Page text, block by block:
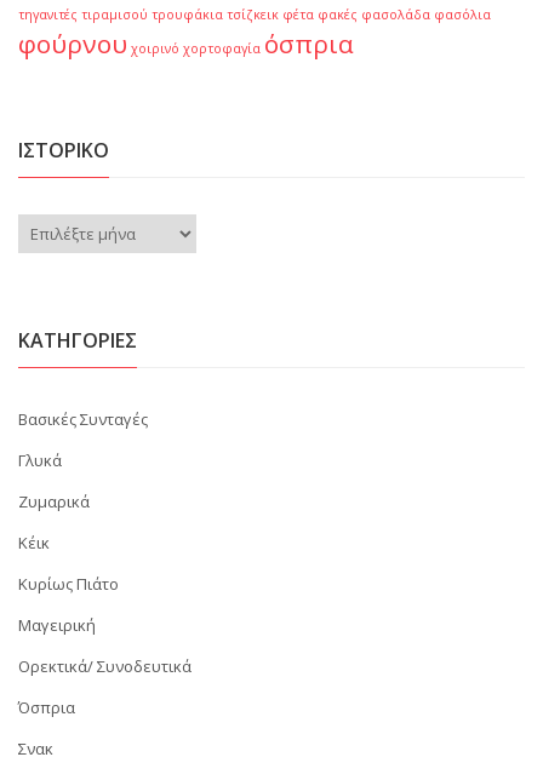
τηγανιτές τιραμισού τρουφάκια τσίζκεικ φέτα φακές φασολάδα φασόλια
φούρνου χοιρινό χορτοφαγία όσπρια
ΙΣΤΟΡΙΚΌ
Ιστορικό
KΑΤΗΓΟΡΊΕΣ
Βασικές Συνταγές
Γλυκά
Ζυμαρικά
Κέικ
Κυρίως Πιάτο
Μαγειρική
Ορεκτικά/ Συνοδευτικά
Όσπρια
Σνακ